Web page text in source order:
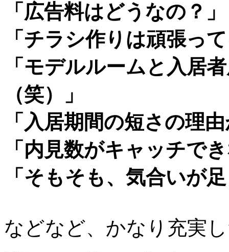
「広告料はどうなの？」
「チラシ作りは頑張っ
「モデルルームと入居
（笑）」
「入居期間の短さの理
「内見数がキャッチで
「そもそも、気合いが
などなど、かなり充実